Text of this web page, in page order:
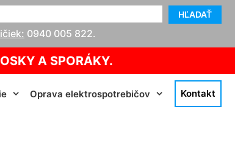
HĽADAŤ
0940 005 822.
A SPORÁKY.
Oprava elektrospotrebičov Kontakt